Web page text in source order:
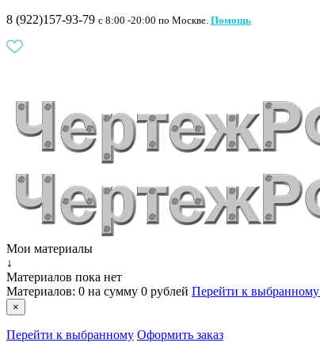
8 (922)157-93-79 c 8:00 -20:00 по Москве. Помощь
Мои материалы
↓
Материалов пока нет
Материалов: 0 на сумму 0 рублей Перейти к выбранному
×
Перейти к выбранному Оформить заказ